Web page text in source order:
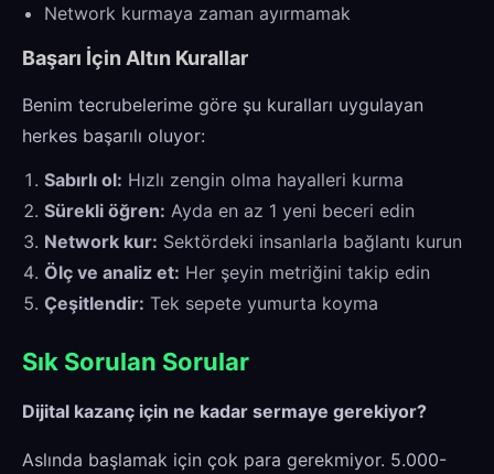
Network kurmaya zaman ayırmamak
Başarı İçin Altın Kurallar
Benim tecrubelerime göre şu kuralları uygulayan
herkes başarılı oluyor:
Sabırlı ol: Hızlı zengin olma hayalleri kurma
Sürekli öğren: Ayda en az 1 yeni beceri edin
Network kur: Sektördeki insanlarla bağlantı kurun
Ölç ve analiz et: Her şeyin metriğini takip edin
Çeşitlendir: Tek sepete yumurta koyma
Sık Sorulan Sorular
Dijital kazanç için ne kadar sermaye gerekiyor?
Aslında başlamak için çok para gerekmiyor. 5.000-